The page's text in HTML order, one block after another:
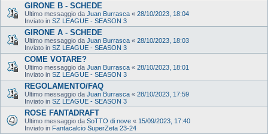
GIRONE B - SCHEDE
Ultimo messaggio da Juan Burrasca « 28/10/2023, 18:04
Inviato in SZ LEAGUE - SEASON 3
GIRONE A - SCHEDE
Ultimo messaggio da Juan Burrasca « 28/10/2023, 18:03
Inviato in SZ LEAGUE - SEASON 3
COME VOTARE?
Ultimo messaggio da Juan Burrasca « 28/10/2023, 18:01
Inviato in SZ LEAGUE - SEASON 3
REGOLAMENTO/FAQ
Ultimo messaggio da Juan Burrasca « 28/10/2023, 17:59
Inviato in SZ LEAGUE - SEASON 3
ROSE FANTADRAFT
Ultimo messaggio da SoTTO di nove « 15/09/2023, 17:40
Inviato in Fantacalcio SuperZeta 23-24